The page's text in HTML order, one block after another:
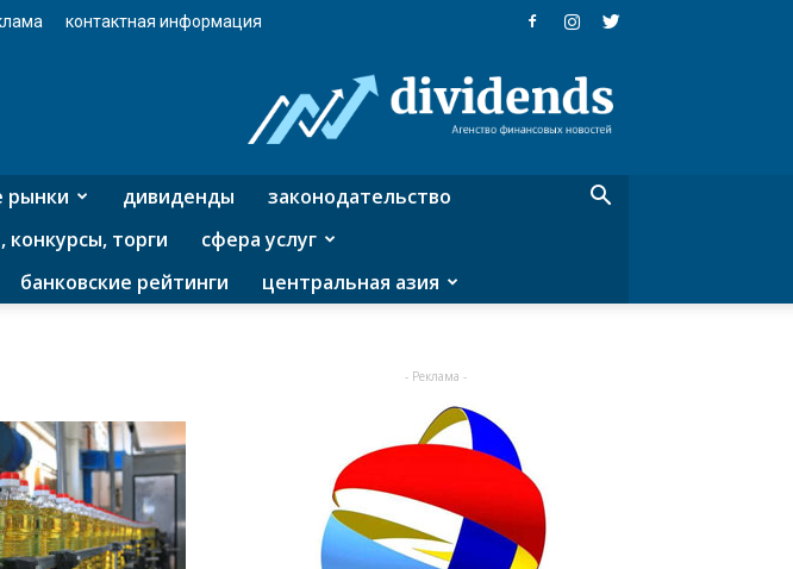
контактная информация
агентство
финансовых
рынки дивиденды
законодательство
конкурсы, торги
сфера услуг
банковские рейтинги центральная азия
- Реклама -